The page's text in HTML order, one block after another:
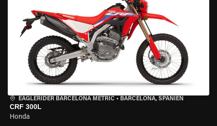
EAGLERIDER BARCELONA METRIC • BARCELONA, SPANIEN
CRF 300L
Honda